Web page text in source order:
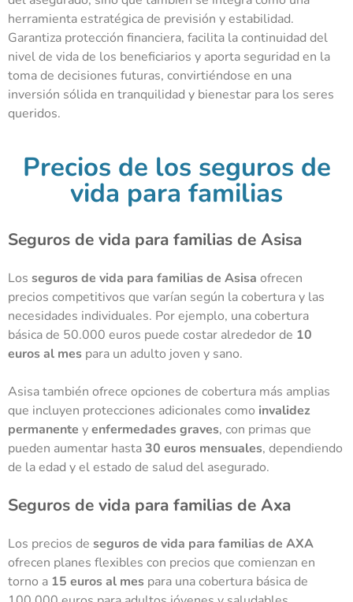
herramienta estratégica de previsión y estabilidad.
Garantiza protección financiera, facilita la continuidad del
nivel de vida de los beneficiarios y aporta seguridad en la
toma de decisiones futuras, convirtiéndose en una
inversión sólida en tranquilidad y bienestar para los seres
queridos.
Precios de los seguros de
vida para familias
Seguros de vida para familias de Asisa
Los seguros de vida para familias de Asisa ofrecen
precios competitivos que varían según la cobertura y las
necesidades individuales. Por ejemplo, una cobertura
básica de 50.000 euros puede costar alrededor de 10
euros al mes para un adulto joven y sano.
Asisa también ofrece opciones de cobertura más amplias
que incluyen protecciones adicionales como invalidez
permanente yenfermedades graves, con primas que
pueden aumentar hasta30 euros mensuales, dependiendo
de la edad y el estado de salud del asegurado.
Seguros de vida para familias de Axa
Los precios de seguros de vida para familias de AXA
ofrecen planes flexibles con precios que comienzan en
torno a 15 euros al mes para una cobertura básica de